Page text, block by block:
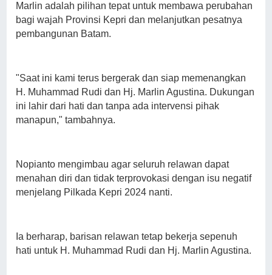
Marlin adalah pilihan tepat untuk membawa perubahan
bagi wajah Provinsi Kepri dan melanjutkan pesatnya
pembangunan Batam.
"Saat ini kami terus bergerak dan siap memenangkan
H. Muhammad Rudi dan Hj. Marlin Agustina. Dukungan
ini lahir dari hati dan tanpa ada intervensi pihak
manapun," tambahnya.
Nopianto mengimbau agar seluruh relawan dapat
menahan diri dan tidak terprovokasi dengan isu negatif
menjelang Pilkada Kepri 2024 nanti.
Ia berharap, barisan relawan tetap bekerja sepenuh
hati untuk H. Muhammad Rudi dan Hj. Marlin Agustina.